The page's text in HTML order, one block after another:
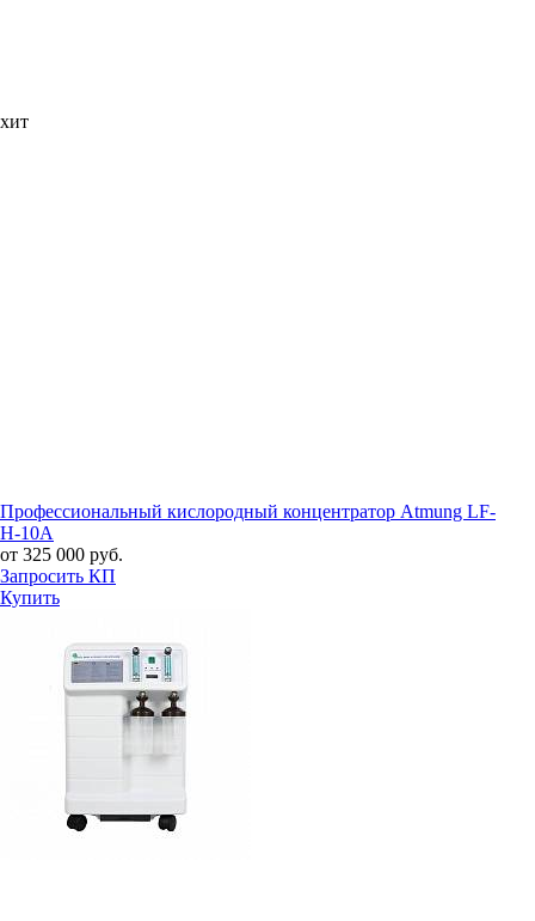
хит
Профессиональный кислородный концентратор Atmung LF-
H-10A
от 325 000 руб.
Запросить КП
Купить